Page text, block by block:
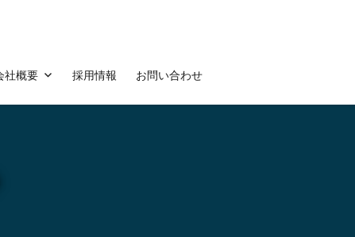
社概要 採用情報 お問い合わせ